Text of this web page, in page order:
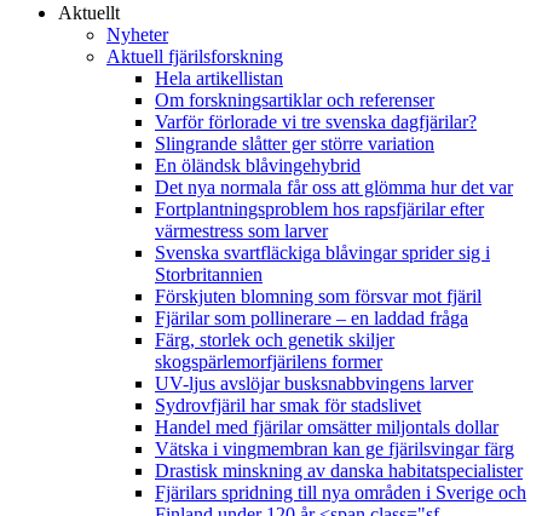
Aktuellt
Nyheter
Aktuell fjärilsforskning
Hela artikellistan
Om forskningsartiklar och referenser
Varför förlorade vi tre svenska dagfjärilar?
Slingrande slåtter ger större variation
En öländsk blåvingehybrid
Det nya normala får oss att glömma hur det var
Fortplantningsproblem hos rapsfjärilar efter
värmestress som larver
Svenska svartfläckiga blåvingar sprider sig i
Storbritannien
Förskjuten blomning som försvar mot fjäril
Fjärilar som pollinerare – en laddad fråga
Färg, storlek och genetik skiljer
skogspärlemorfjärilens former
UV-ljus avslöjar busksnabbvingens larver
Sydrovfjäril har smak för stadslivet
Handel med fjärilar omsätter miljontals dollar
Vätska i vingmembran kan ge fjärilsvingar färg
Drastisk minskning av danska habitatspecialister
Fjärilars spridning till nya områden i Sverige och